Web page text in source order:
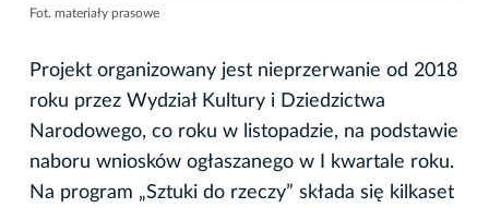
Fot. materiały prasowe
Projekt organizowany jest nieprzerwanie od 2018
roku przez Wydział Kultury i Dziedzictwa
Narodowego, co roku w listopadzie, na podstawie
naboru wniosków ogłaszanego w I kwartale roku.
Na program „Sztuki do rzeczy” składa się kilkaset